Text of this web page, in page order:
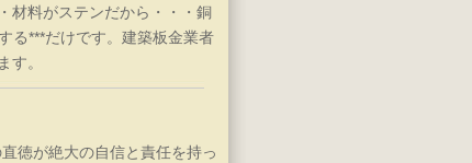
材料がステンだから・・・銅
る***だけです。建築板金業者
す。
徳が絶大の自信と責任を持っ